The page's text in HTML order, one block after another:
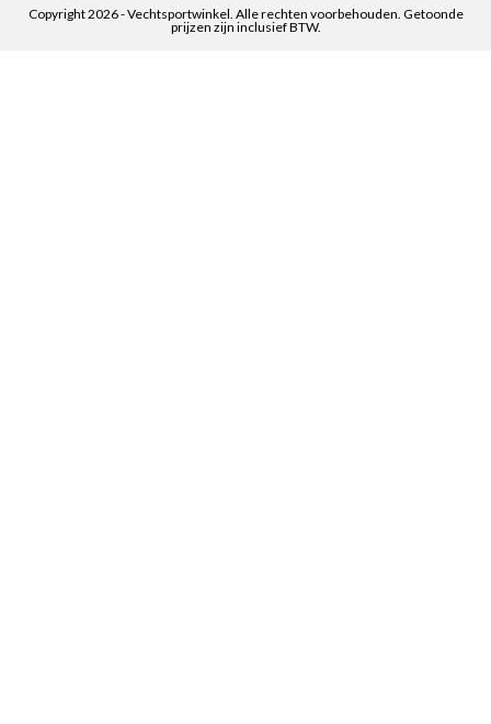
Copyright 2026 - Vechtsportwinkel. Alle rechten voorbehouden. Getoonde
prijzen zijn inclusief BTW.